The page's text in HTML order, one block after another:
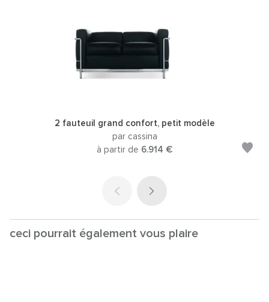
2 fauteuil grand confort, petit modèle
par cassina
à partir de 6.914 €
ceci pourrait également vous plaire